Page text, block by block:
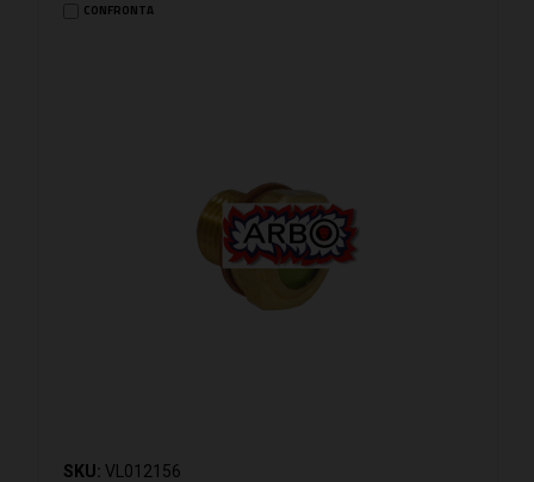
CONFRONTA
SKU: VL012156